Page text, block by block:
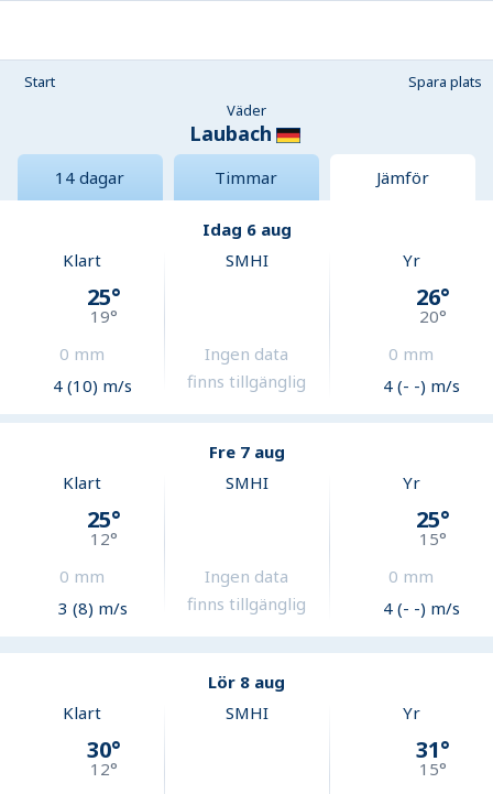
Start
Spara plats
Väder
Laubach
14 dagar Timmar Jämför
Idag 6 aug
Klart
25°
19°
0 mm
4 (10) m/s
SMHI
Ingen data
finns tillgänglig
Yr
26°
20°
0 mm
4 (- -) m/s
Fre 7 aug
Klart
25°
12°
0 mm
3 (8) m/s
SMHI
Ingen data
finns tillgänglig
Yr
25°
15°
0 mm
4 (- -) m/s
Lör 8 aug
Klart
30°
12°
SMHI Yr
31°
15°